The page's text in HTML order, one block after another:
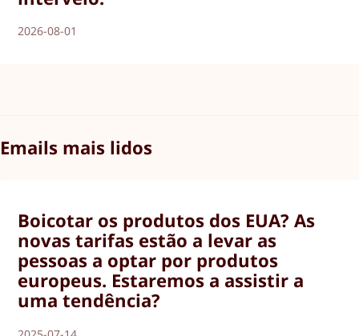
2026-08-01
Emails mais lidos
Boicotar os produtos dos EUA? As
novas tarifas estão a levar as
pessoas a optar por produtos
europeus. Estaremos a assistir a
uma tendência?